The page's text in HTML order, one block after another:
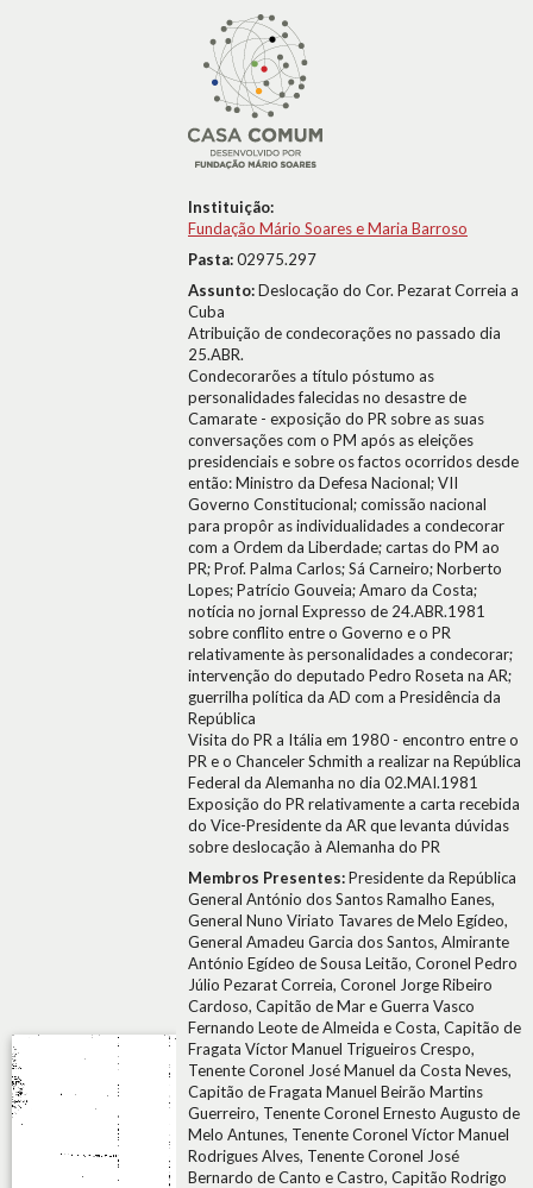
Instituição:
Fundação Mário Soares e Maria Barroso
Pasta:02975.297
Assunto:Deslocação do Cor. Pezarat Correia a
Cuba
Atribuição de condecorações no passado dia
25.ABR.
Condecorarões a título póstumo as
personalidades falecidas no desastre de
Camarate - exposição do PR sobre as suas
conversações com o PM após as eleições
presidenciais e sobre os factos ocorridos desde
então: Ministro da Defesa Nacional; VII
Governo Constitucional; comissão nacional
para propôr as individualidades a condecorar
com a Ordem da Liberdade; cartas do PM ao
PR; Prof. Palma Carlos; Sá Carneiro; Norberto
Lopes; Patrício Gouveia; Amaro da Costa;
notícia no jornal Expresso de 24.ABR.1981
sobre conflito entre o Governo e o PR
relativamente às personalidades a condecorar;
intervenção do deputado Pedro Roseta na AR;
guerrilha política da AD com a Presidência da
República
Visita do PR a Itália em 1980 - encontro entre o
PR e o Chanceler Schmith a realizar na República
Federal da Alemanha no dia 02.MAI.1981
Exposição do PR relativamente a carta recebida
do Vice-Presidente da AR que levanta dúvidas
sobre deslocação à Alemanha do PR
Membros Presentes:Presidente da República
General António dos Santos Ramalho Eanes,
General Nuno Viriato Tavares de Melo Egídeo,
General Amadeu Garcia dos Santos, Almirante
António Egídeo de Sousa Leitão, Coronel Pedro
Júlio Pezarat Correia, Coronel Jorge Ribeiro
Cardoso, Capitão de Mar e Guerra Vasco
Fernando Leote de Almeida e Costa, Capitão de
Fragata Víctor Manuel Trigueiros Crespo,
Tenente Coronel José Manuel da Costa Neves,
Capitão de Fragata Manuel Beirão Martins
Guerreiro, Tenente Coronel Ernesto Augusto de
Melo Antunes, Tenente Coronel Víctor Manuel
Rodrigues Alves, Tenente Coronel José
Bernardo de Canto e Castro, Capitão Rodrigo